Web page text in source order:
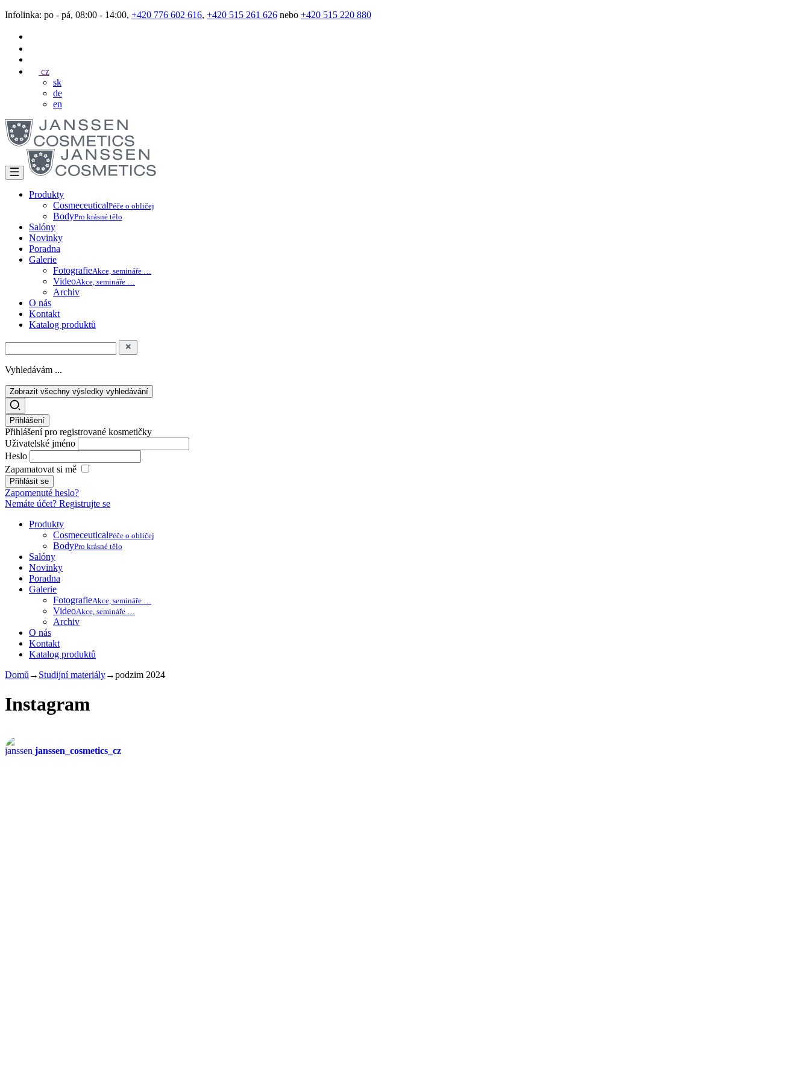
Infolinka: po - pá, 08:00 - 14:00, +420 776 602 616, +420 515 261 626 nebo +420 515 220 880
cz
sk
de
en
Produkty
CosmeceuticalPéče o obličej
BodyPro krásné tělo
Salóny
Novinky
Poradna
Galerie
FotografieAkce, semináře …
VideoAkce, semináře …
Archiv
O nás
Kontakt
Katalog produktů
Vyhledávám ...
Zobrazit všechny výsledky vyhledávání
Přihlášení
Přihlášení pro registrované kosmetičky
Uživatelské jméno
Heslo
Zapamatovat si mě
Zapomenuté heslo?
Nemáte účet? Registrujte se
Produkty
CosmeceuticalPéče o obličej
BodyPro krásné tělo
Salóny
Novinky
Poradna
Galerie
FotografieAkce, semináře …
VideoAkce, semináře …
Archiv
O nás
Kontakt
Katalog produktů
Domů → Studijní materiály→podzim 2024
Instagram
janssen_cosmetics_cz